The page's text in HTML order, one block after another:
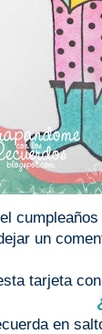
un
tarjeta
en